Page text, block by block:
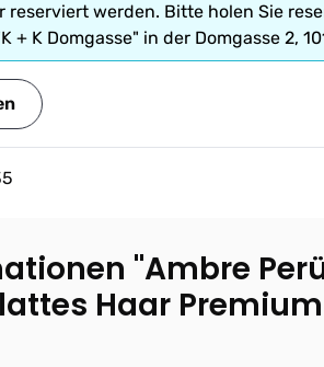
reserviert werden. Bitte holen Sie
+ K Domgasse" in der Domgasse 2,
"Ambre
Haar Premium